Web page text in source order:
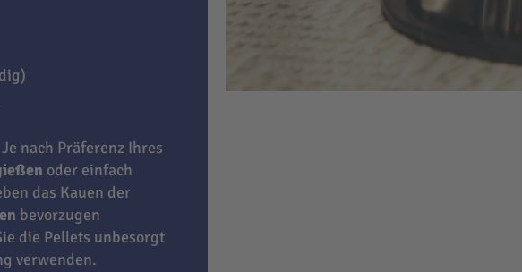
nach Präferenz Ihres
oder einfach
das Kauen der
bevorzugen
die Pellets unbesorgt
verwenden.